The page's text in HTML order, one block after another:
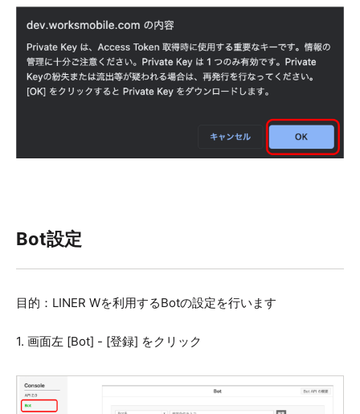
Bot設定
目的：LINER Wを利用するBotの設定を行います
1. 画面左 [Bot] - [登録] をクリック